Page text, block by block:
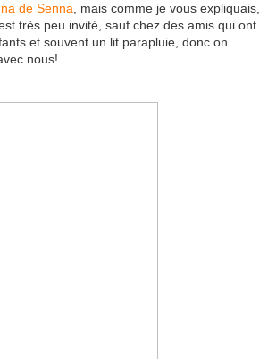
de Senna , mais comme je vous expliquais,
très peu invité, sauf chez des amis qui ont
et souvent un lit parapluie, donc on
nous!